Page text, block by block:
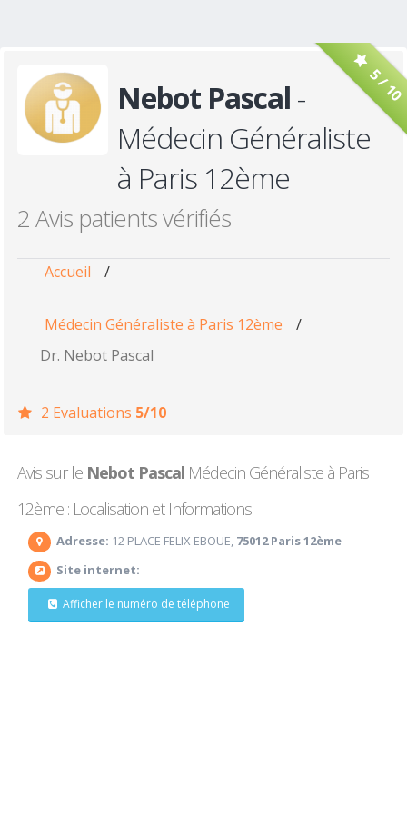
5 / 10
Nebot Pascal -
Médecin Généraliste
à Paris 12ème
2 Avis patients vérifiés
Accueil /
Médecin Généraliste à Paris 12ème
/
Dr. Nebot Pascal
2 Evaluations 5/10
Avis sur le Nebot Pascal Médecin Généraliste à Paris
12ème : Localisation et Informations
Adresse: 12 PLACE FELIX EBOUE, 75012 Paris 12ème
Site internet:
Afficher le numéro de téléphone